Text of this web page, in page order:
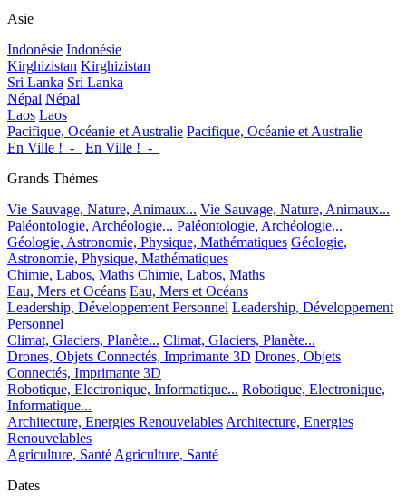
Asie
Indonésie Indonésie
Kirghizistan Kirghizistan
Sri Lanka Sri Lanka
Népal Népal
Laos Laos
Pacifique, Océanie et Australie Pacifique, Océanie et Australie
En Ville !_-_
En Ville !_-_
Grands Thèmes
Vie Sauvage, Nature, Animaux... Vie Sauvage, Nature, Animaux...
Paléontologie, Archéologie... Paléontologie, Archéologie...
Géologie, Astronomie, Physique, Mathématiques Géologie,
Astronomie, Physique, Mathématiques
Chimie, Labos, Maths Chimie, Labos, Maths
Eau, Mers et Océans Eau, Mers et Océans
Leadership, Développement Personnel Leadership, Développement
Personnel
Climat, Glaciers, Planète... Climat, Glaciers, Planète...
Drones, Objets Connectés, Imprimante 3D Drones, Objets
Connectés, Imprimante 3D
Robotique, Electronique, Informatique... Robotique, Electronique,
Informatique...
Architecture, Energies RenouvelablesArchitecture, Energies
Renouvelables
Agriculture, SantéAgriculture, Santé
Dates